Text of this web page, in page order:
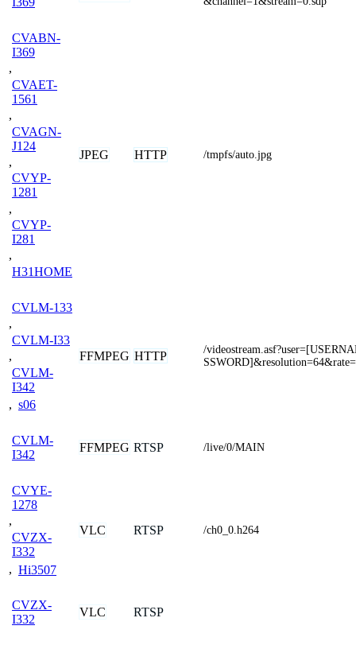
CVABN-
I369
,
CVAET-
1561
,
CVAGN-
J124
,
CVYP-
1281
,
CVYP-
I281
,
H31HOME
JPEG HTTP /tmpfs/auto.jpg
CVLM-133
,
CVLM-I33
,
CVLM-
I342
, s06
FFMPEG HTTP
/
CVLM-
I342
FFMPEG RTSP /live/0/MAIN
CVYE-
1278
,
CVZX-
I332
, Hi3507
VLC RTSP /ch0_0.h264
CVZX-
I332
VLC RTSP